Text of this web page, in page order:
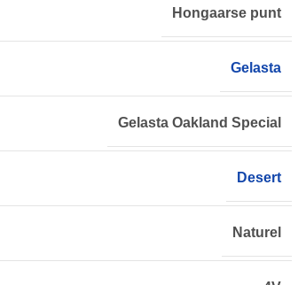
Hongaarse punt
Gelasta
Gelasta Oakland Special
Desert
Naturel